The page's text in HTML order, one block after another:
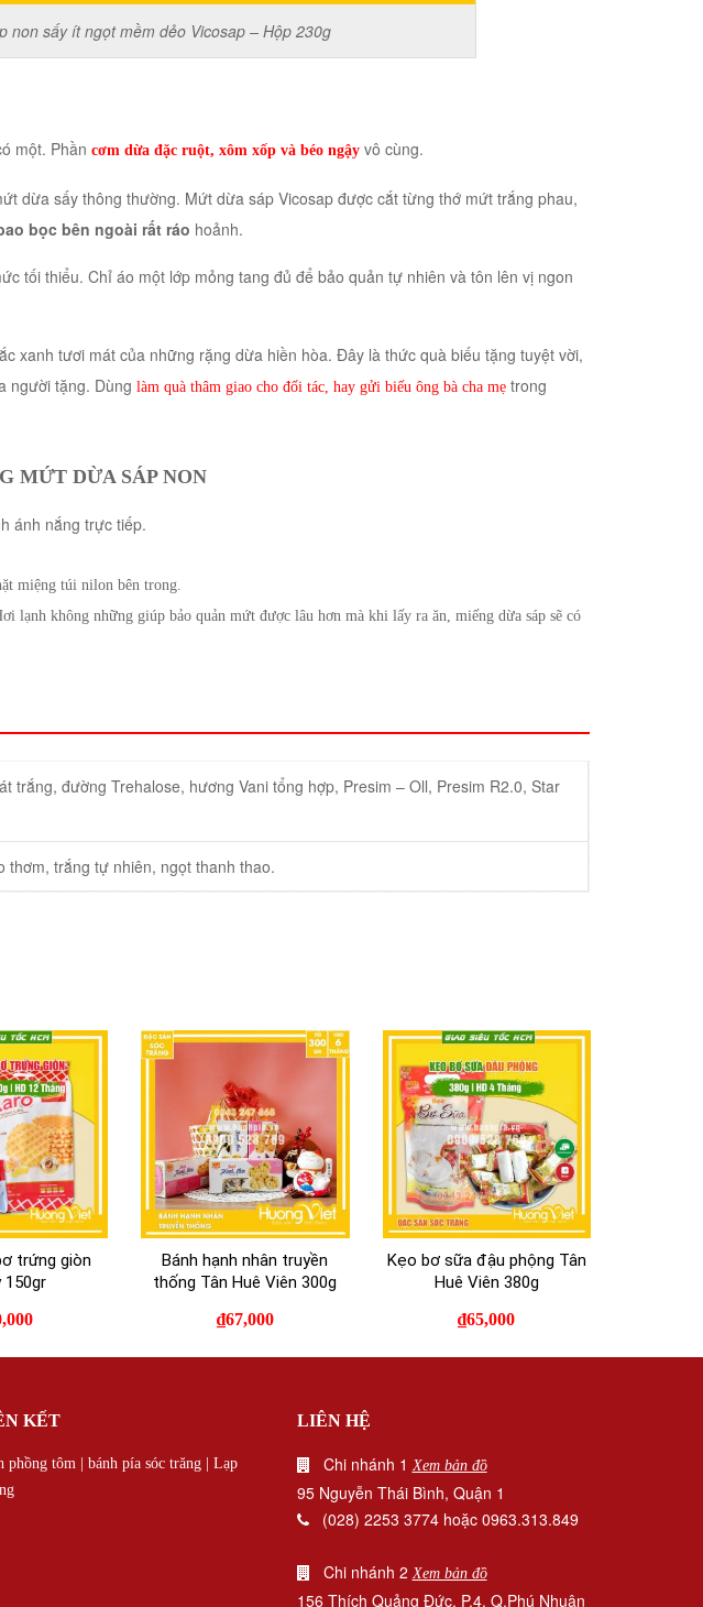
non sấy ít ngọt mềm dẻo Vicosap – Hộp 230g
một. Phần cơm dừa đặc ruột, xôm xốp và béo ngậyvô cùng.
dừa sấy thông thường. Mứt dừa sáp Vicosap được cắt từng thớ mứt trắng phau,
bọc bên ngoài rất ráo hoảnh.
tối thiểu. Chỉ áo một lớp mỏng tang đủ để bảo quản tự nhiên và tôn lên vị ngon
xanh tươi mát của những rặng dừa hiền hòa. Đây là thức quà biếu tặng tuyệt vời,
người tặng. Dùng làm quà thâm giao cho đối tác, hay gửi biếu ông bà cha mẹtrong
MỨT DỪA SÁP NON
ánh nắng trực tiếp.
miệng túi nilon bên trong.
lạnh không những giúp bảo quản mứt được lâu hơn mà khi lấy ra ăn, miếng dừa sáp sẽ có
trắng, đường Trehalose, hương Vani tổng hợp, Presim – Oll, Presim R2.0, Star
thơm, trắng tự nhiên, ngọt thanh thao.
trứng giòn
150gr
Bánh hạnh nhân truyền
thống Tân Huê Viên 300g
₫67,000
Kẹo bơ sữa đậu phộng Tân
Huê Viên 380g
₫65,000
KẾT
phồng tôm bánh pía sóc trăng
Lạp
LIÊN HỆ
Chi nhánh 1Xem bản đồ
95 Nguyễn Thái Bình, Quận 1
(028) 2253 3774 hoặc 0963.313.849
Chi nhánh 2Xem bản đồ
156 Thích Quảng Đức, P.4, Q.Phú Nhuận